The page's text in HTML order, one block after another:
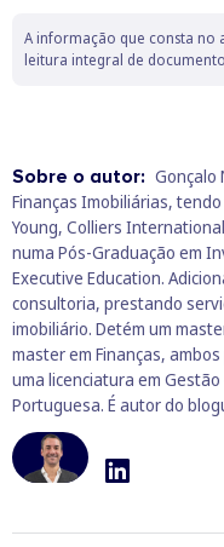
A informação que consta no
leitura integral de
Sobre o autor: Gonçalo
Finanças Imobiliárias,
Young, Colliers
numa Pós-Graduação em
Executive Education.
consultoria, prestando
imobiliário. Detém um
master em Finanças,
uma licenciatura em
Portuguesa. É autor do